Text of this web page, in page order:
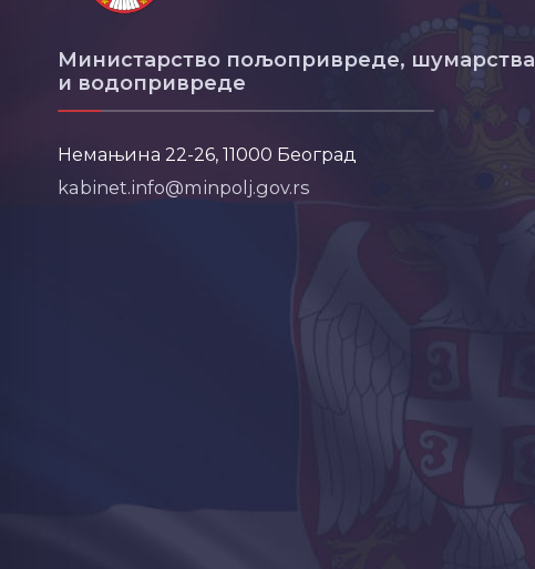
Министарство пољопривреде, шумарства
и водопривреде
Немањина 22-26, 11000 Београд
kabinet.info@minpolj.gov.rs